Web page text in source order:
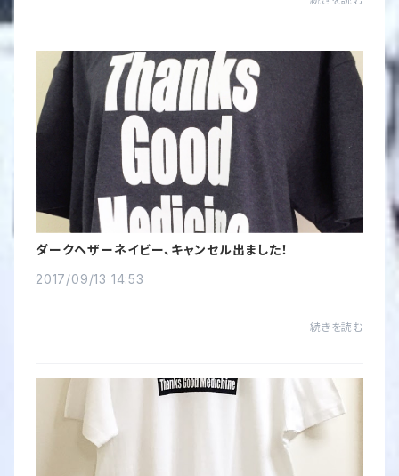
ダークヘザーネイビー、キャンセル出ました！
2017/09/13 14:53
続きを読む